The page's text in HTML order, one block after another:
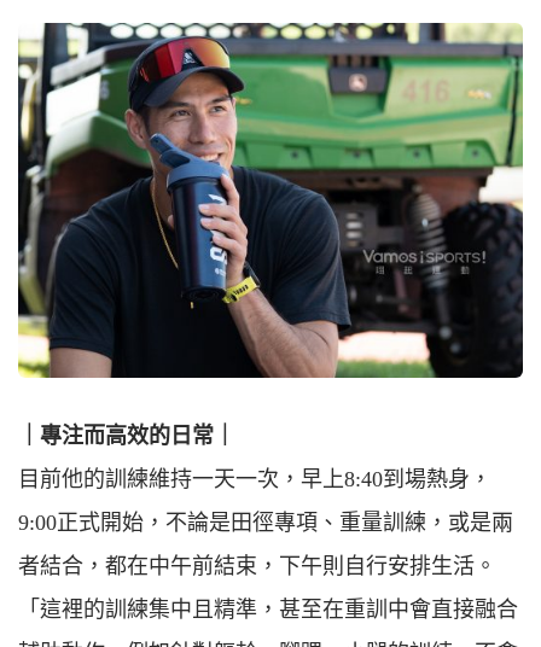
｜專注而高效的日常｜
目前他的訓練維持一天一次，早上8:40到場熱身，
9:00正式開始，不論是田徑專項、重量訓練，或是兩
者結合，都在中午前結束，下午則自行安排生活。
「這裡的訓練集中且精準，甚至在重訓中會直接融合